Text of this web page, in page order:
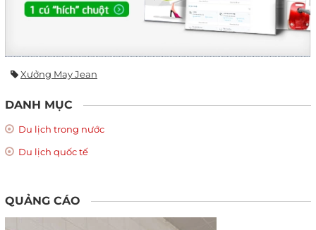
Xưởng May Jean
DANH MỤC
Du lịch trong nước
Du lịch quốc tế
QUẢNG CÁO